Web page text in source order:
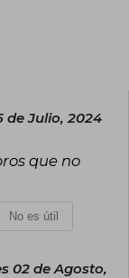
de no ficción.
la mujer sobre
e
de sus obras
and black bird"
de asesinatos,
"Leather and
de Julio, 2024
que no
No es útil
02 de Agosto,